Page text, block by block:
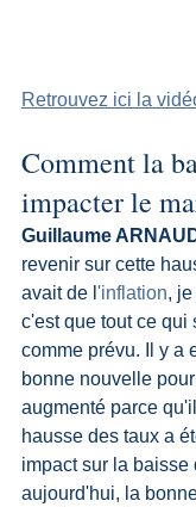
Retrouvez ici la
Comment la
impacter le
Guillaume
revenir sur cette
avait de l 'inflation,
c'est que tout ce qui
comme prévu. Il y a
bonne nouvelle
augmenté parce
hausse des taux a
impact sur la
aujourd'hui, la